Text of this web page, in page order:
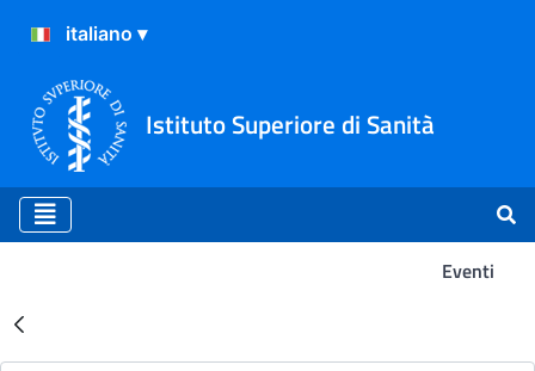
Istituto Superiore di Sanità
Eventi
Risultati della Ricerca -